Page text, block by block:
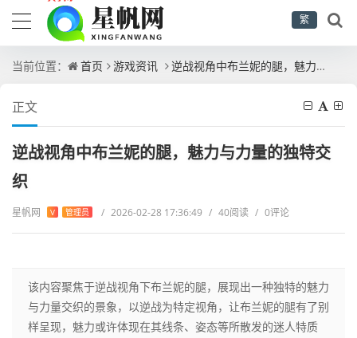
繁
当前位置： 首页 游戏资讯 逆战视角中布兰妮的腿，魅力与力量的独特交织
正文
逆战视角中布兰妮的腿，魅力与力量的独特交
织
星帆网 V 管理员 / 2026-02-28 17:36:49 / 40阅读 / 0评论
该内容聚焦于逆战视角下布兰妮的腿，展现出一种独特的魅力
与力量交织的景象，以逆战为特定视角，让布兰妮的腿有了别
样呈现，魅力或许体现在其线条、姿态等所散发的迷人特质